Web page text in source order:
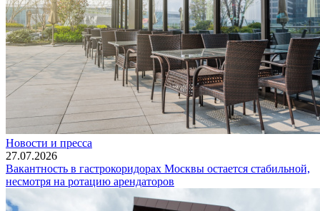
Новости и пресса
27.07.2026
Вакантность в гастрокоридорах Москвы остается стабильной,
несмотря на ротацию арендаторов